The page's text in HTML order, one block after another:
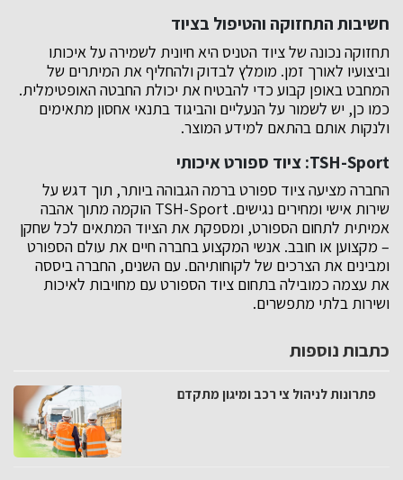
חשיבות התחזוקה והטיפול בציוד
תחזוקה נכונה של ציוד הטניס היא חיונית לשמירה על איכותו
וביצועיו לאורך זמן. מומלץ לבדוק ולהחליף את המיתרים של
המחבט באופן קבוע כדי להבטיח את יכולת החבטה האופטימלית.
כמו כן, יש לשמור על הנעליים והביגוד בתנאי אחסון מתאימים
ולנקות אותם בהתאם למידע המוצר.
TSH-Sport: ציוד ספורט איכותי
החברה מציעה ציוד ספורט ברמה הגבוהה ביותר, תוך דגש על
שירות אישי ומחירים נגישים. TSH-Sport הוקמה מתוך אהבה
אמיתית לתחום הספורט, ומספקת את הציוד המתאים לכל שחקן
– מקצוען או חובב. אנשי המקצוע בחברה חיים את עולם הספורט
ומבינים את הצרכים של לקוחותיהם. עם השנים, החברה ביססה
את עצמה כמובילה בתחום ציוד הספורט עם מחויבות לאיכות
ושירות בלתי מתפשרים.
כתבות נוספות
פתרונות לניהול צי רכב ומיגון מתקדם